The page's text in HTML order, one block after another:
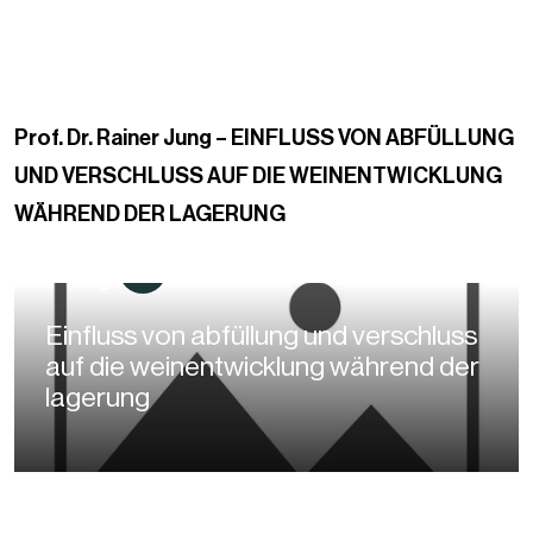
Prof. Dr. Rainer Jung – EINFLUSS VON ABFÜLLUNG
UND VERSCHLUSS AUF DIE WEINENTWICKLUNG
WÄHREND DER LAGERUNG
Einfluss von abfüllung und verschluss
auf die weinentwicklung während der
lagerung
00:00/